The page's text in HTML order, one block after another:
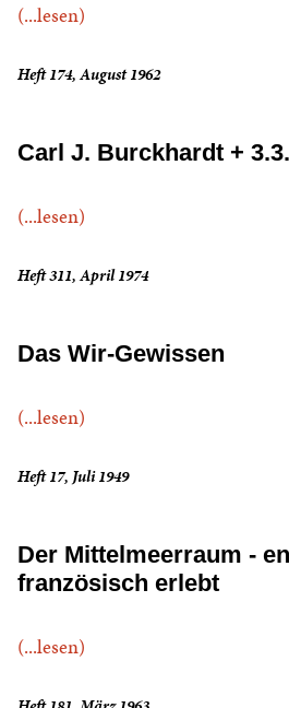
(...lesen)
Heft 174, August 1962
Carl J. Burckhardt +
(...lesen)
Heft 311, April 1974
Das Wir-Gewissen
(...lesen)
Heft 17, Juli 1949
Der Mittelmeerraum -
französisch erlebt
(...lesen)